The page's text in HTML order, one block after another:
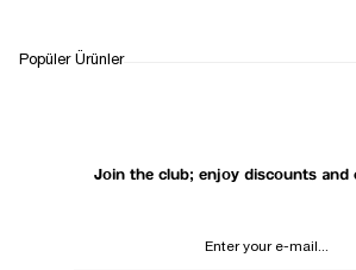
RETURN AND EXCHANGE
Join the club; enjoy discounts and
Popüler Ürünler